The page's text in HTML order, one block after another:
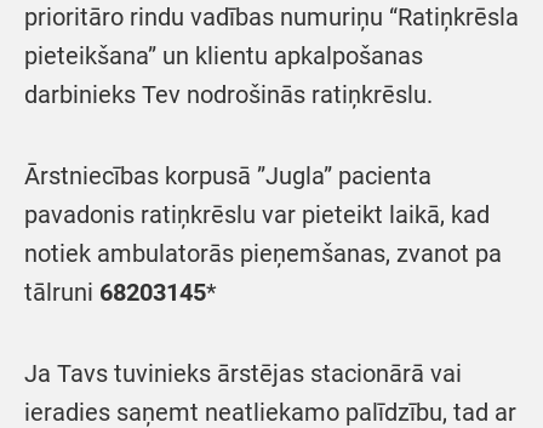
prioritāro rindu vadības numuriņu “Ratiņkrēsla
pieteikšana” un klientu apkalpošanas
darbinieks Tev nodrošinās ratiņkrēslu.
Ārstniecības korpusā ”Jugla” pacienta
pavadonis ratiņkrēslu var pieteikt laikā, kad
notiek ambulatorās pieņemšanas, zvanot pa
tālruni 68203145*
Ja Tavs tuvinieks ārstējas stacionārā vai
ieradies saņemt neatliekamo palīdzību, tad ar